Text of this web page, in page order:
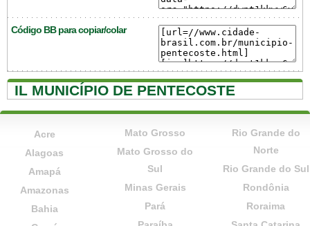
Código BB para copiar/colar
IL MUNICÍPIO DE PENTECOSTE
Acre
Alagoas
Amapá
Amazonas
Bahia
Mato Grosso
Mato Grosso do
Sul
Minas Gerais
Pará
Rio Grande do
Norte
Rio Grande do Sul
Rondônia
Roraima